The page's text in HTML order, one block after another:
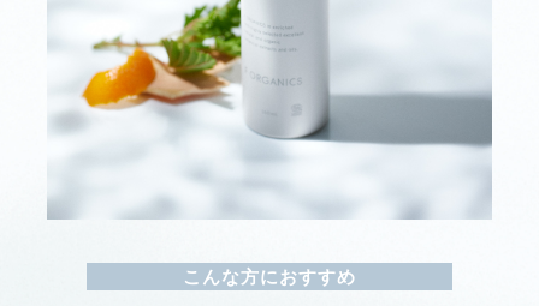
こんな方におすすめ